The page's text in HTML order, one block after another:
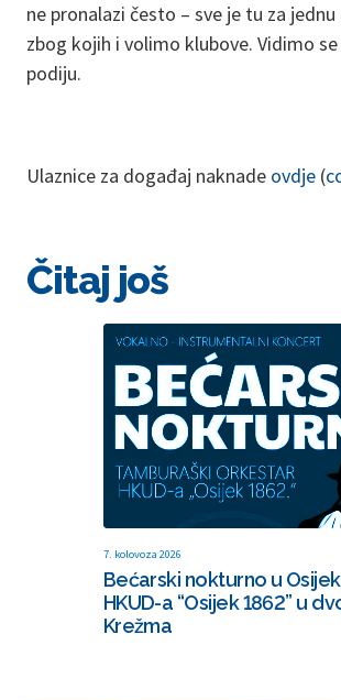
ne pronalazi često – sve je tu za
zbog kojih i volimo klubove. Vidimo
podiju.
Ulaznice za događaj naknade ovdje (
Čitaj još
7. kolovoza 2026
Bećarski nokturno u
HKUD-a “Osijek 1862” u
Krežma